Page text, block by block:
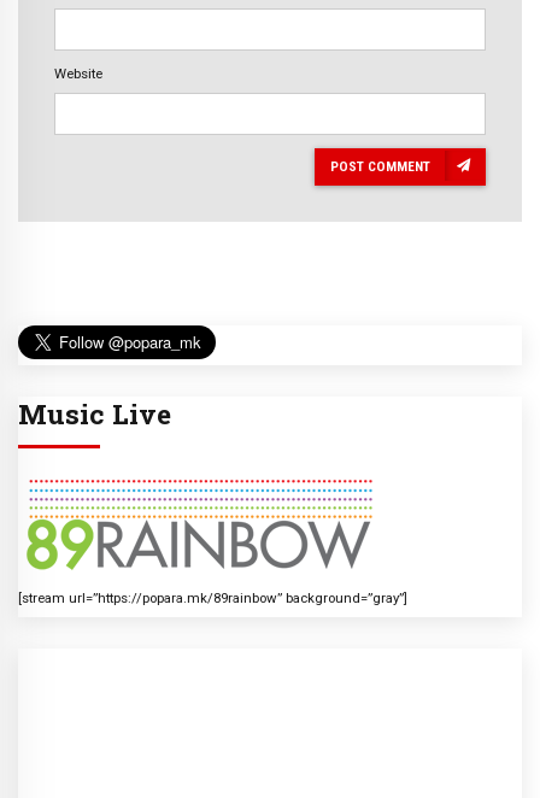
Website
POST COMMENT
Music Live
[stream url=”https://popara.mk/89rainbow” background=”gray”]